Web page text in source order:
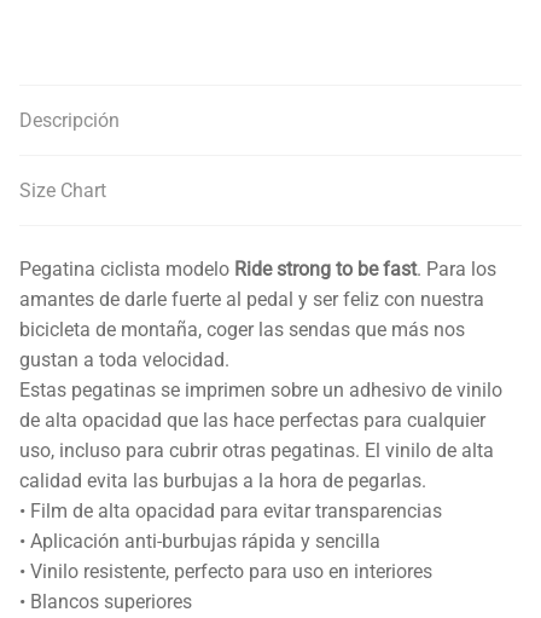
Descripción
Size Chart
Pegatina ciclista modelo Ride strong to be fast. Para los
amantes de darle fuerte al pedal y ser feliz con nuestra
bicicleta de montaña, coger las sendas que más nos
gustan a toda velocidad.
Estas pegatinas se imprimen sobre un adhesivo de vinilo
de alta opacidad que las hace perfectas para cualquier
uso, incluso para cubrir otras pegatinas. El vinilo de alta
calidad evita las burbujas a la hora de pegarlas.
• Film de alta opacidad para evitar transparencias
• Aplicación anti-burbujas rápida y sencilla
• Vinilo resistente, perfecto para uso en interiores
• Blancos superiores